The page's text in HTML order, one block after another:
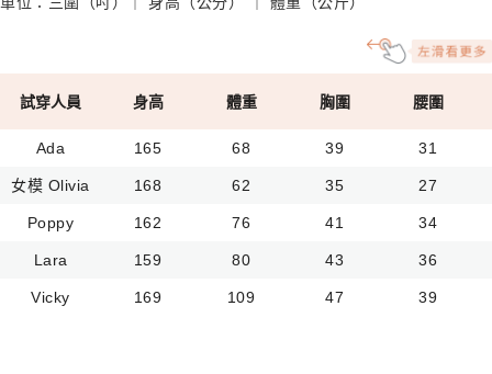
試穿人員 身高 體重 胸圍 腰圍
Ada 165 68 39 31
女模 Olivia 168 62 35 27
Poppy 162 76 41 34
Lara 159 80 43 36
Vicky 169 109 47 39